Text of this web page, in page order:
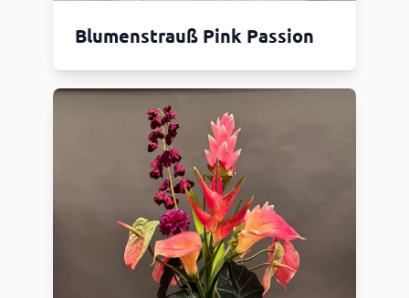
Blumenstrauß Pink Passion